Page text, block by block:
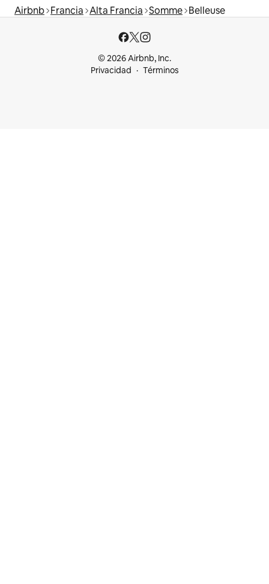
Airbnb Francia Alta Francia Somme Belleuse
© 2026 Airbnb, Inc.
Privacidad
Términos